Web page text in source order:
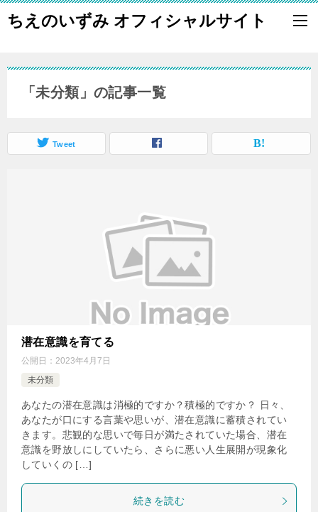
ちえのいずみ オフィシャルサイト
「未分類」の記事一覧
Tweet
潜在意識を育てる
公開日： 2023年4月7日
未分類
あなたの潜在意識は消極的ですか？積極的ですか？ 日々、
あなたが口にする言葉や思いが、潜在意識に蓄積されてい
きます。悲観的な思いで毎日が満たされていた場合、潜在
意識を野放しにしていたら、さらに悪い人生展開が現象化
していくの […]
続きを読む